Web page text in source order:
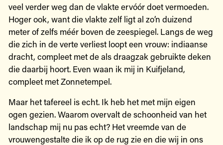
veel verder weg dan de vlakte ervóór doet vermoeden.
Hoger ook, want die vlakte zelf ligt al zo’n duizend
meter of zelfs méér boven de zeespiegel. Langs de weg
die zich in de verte verliest loopt een vrouw: indiaanse
dracht, compleet met de als draagzak gebruikte deken
die daarbij hoort. Even waan ik mij in Kuifjeland,
compleet met Zonnetempel.
Maar het tafereel is echt. Ik heb het met mijn eigen
ogen gezien. Waarom overvalt de schoonheid van het
landschap mij nu pas echt? Het vreemde van de
vrouwengestalte die ik op de rug zie en die wij in ons